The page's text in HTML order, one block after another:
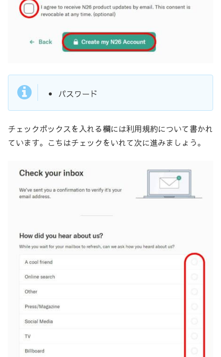
パスワード
チェックボックスを入れる欄には利用規約について書かれ
ています。こちはチェックをいれて次に進みましょう。